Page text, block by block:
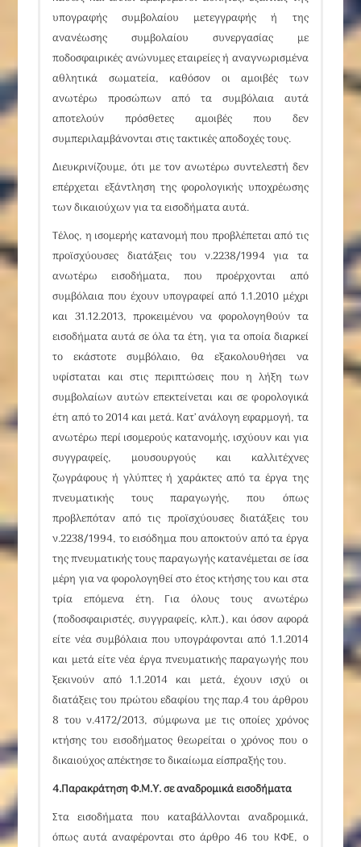
υπογραφής συμβολαίου μετεγγραφής ή της
ανανέωσης συμβολαίου συνεργασίας με
ποδοσφαιρικές ανώνυμες εταιρείες ή αναγνωρισμένα
αθλητικά σωματεία, καθόσον οι αμοιβές των
ανωτέρω προσώπων από τα συμβόλαια αυτά
αποτελούν πρόσθετες αμοιβές που δεν
συμπεριλαμβάνονται στις τακτικές αποδοχές τους.
Διευκρινίζουμε, ότι με τον ανωτέρω συντελεστή δεν
επέρχεται εξάντληση της φορολογικής υποχρέωσης
των δικαιούχων για τα εισοδήματα αυτά.
Τέλος, η ισομερής κατανομή που προβλέπεται από τις
προϊσχύουσες διατάξεις του ν.2238/1994 για τα
ανωτέρω εισοδήματα, που προέρχονται από
συμβόλαια που έχουν υπογραφεί από 1.1.2010 μέχρι
και 31.12.2013, προκειμένου να φορολογηθούν τα
εισοδήματα αυτά σε όλα τα έτη, για τα οποία διαρκεί
το εκάστοτε συμβόλαιο, θα εξακολουθήσει να
υφίσταται και στις περιπτώσεις που η λήξη των
συμβολαίων αυτών επεκτείνεται και σε φορολογικά
έτη από το 2014 και μετά. Κατ’ ανάλογη εφαρμογή, τα
ανωτέρω περί ισομερούς κατανομής, ισχύουν και για
συγγραφείς, μουσουργούς και καλλιτέχνες
ζωγράφους ή γλύπτες ή χαράκτες από τα έργα της
πνευματικής τους παραγωγής, που όπως
προβλεπόταν από τις προϊσχύουσες διατάξεις του
ν.2238/1994, το εισόδημα που αποκτούν από τα έργα
της πνευματικής τους παραγωγής κατανέμεται σε ίσα
μέρη για να φορολογηθεί στο έτος κτήσης του και στα
τρία επόμενα έτη. Για όλους τους ανωτέρω
(ποδοσφαιριστές, συγγραφείς, κλπ.), και όσον αφορά
είτε νέα συμβόλαια που υπογράφονται από 1.1.2014
και μετά είτε νέα έργα πνευματικής παραγωγής που
ξεκινούν από 1.1.2014 και μετά, έχουν ισχύ οι
διατάξεις του πρώτου εδαφίου της παρ.4 του άρθρου
8 τουν.4172/2013, σύμφωνα με τις οποίες χρόνος
κτήσης του εισοδήματος θεωρείται ο χρόνος που ο
δικαιούχος απέκτησε το δικαίωμα είσπραξής του.
4.Παρακράτηση Φ.Μ.Υ. σε αναδρομικά εισοδήματα
Στα εισοδήματα που καταβάλλονται αναδρομικά,
όπως αυτά αναφέρονται στο άρθρο 46 του ΚΦΕ, ο